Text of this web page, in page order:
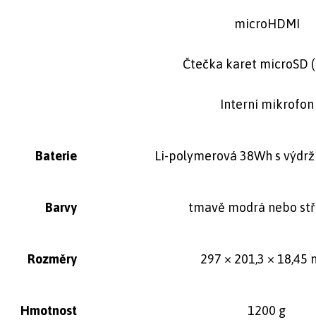
microHDMI
Čtečka karet microSD
Interní mikrofon
Baterie Li-polymerová 38Wh s
Barvy tmavě modrá nebo
Rozměry 297 × 201,3 × 18,45
Hmotnost 1200 g